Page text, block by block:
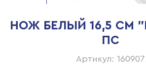
НОЖ БЕЛЫЙ 16,5 СМ
ПС
Артикул: 160907